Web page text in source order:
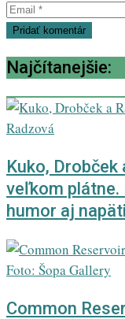
Najčítanejšie:
Kuko,
veľkom plátne.
humor aj
Common